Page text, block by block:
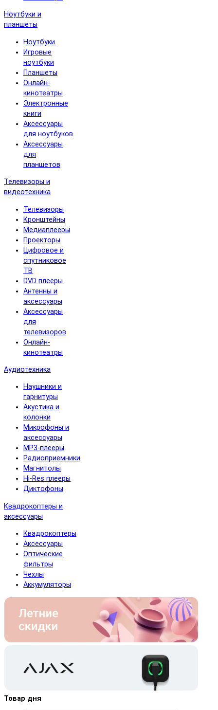
Ноутбуки и
планшеты
Ноутбуки
Игровые
ноутбуки
Планшеты
Онлайн-
кинотеатры
Электронные
книги
Аксессуары
для ноутбуков
Аксессуары
для
планшетов
Телевизоры и
видеотехника
Телевизоры
Кронштейны
Медиаплееры
Проекторы
Цифровое и
спутниковое
ТВ
DVD плееры
Антенны и
аксессуары
Аксессуары
для
телевизоров
Онлайн-
кинотеатры
Аудиотехника
Наушники и
гарнитуры
Акустика и
колонки
Микрофоны и
аксессуары
MP3-плееры
Радиоприемники
Магнитолы
Hi-Res плееры
Диктофоны
Квадрокоптеры и
аксессуары
Квадрокоптеры
Аксессуары
Оптические
фильтры
Чехлы
Аккумуляторы
Товар дня